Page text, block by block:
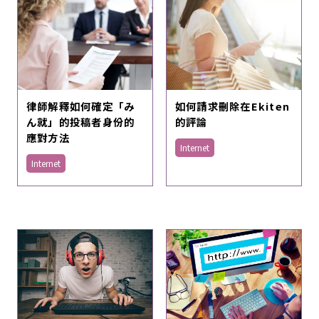
律師解釋如何確定「み
ん就」的投稿者身份的
應對方法
Internet
如何請求刪除在Ekiten
的評論
Internet